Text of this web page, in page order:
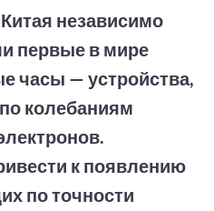
независимо
первые в мире
часы — устройства,
колебаниям
к появлению
по точности